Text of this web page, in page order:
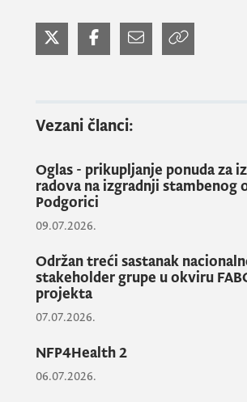
PR služba Ministarstva zdravlja
Vezani članci:
Oglas - prikupljanje ponuda za
radova na izgradnji stambenog
Podgorici
09.07.2026.
Održan treći sastanak
stakeholder grupe u okviru
projekta
07.07.2026.
NFP4Health 2
06.07.2026.